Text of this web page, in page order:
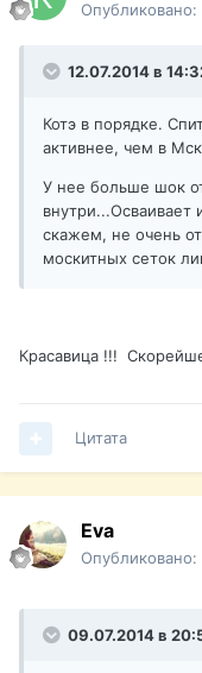
Опубликовано:
12.07.2014 в
Котэ в порядке.
активнее, чем в
У нее больше шок
внутри...Осваивает
скажем, не очень
москитных сеток
Красавица !!!
Цитата
Eva
Опубликовано:
09.07.2014 в